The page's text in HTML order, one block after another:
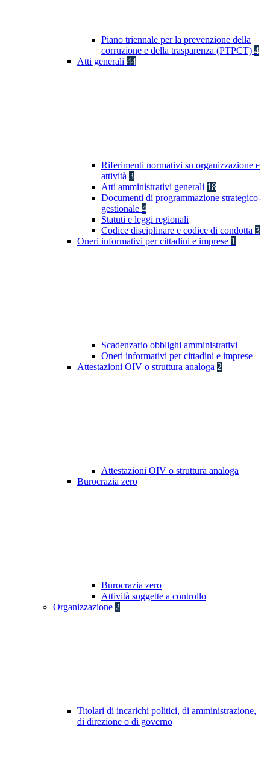
Piano triennale per la prevenzione della
corruzione e della trasparenza (PTPCT) 4
Atti generali 44
Riferimenti normativi su organizzazione e
attività 3
Atti amministrativi generali 18
Documenti di programmazione strategico-
gestionale 4
Statuti e leggi regionali
Codice disciplinare e codice di condotta 3
Oneri informativi per cittadini e imprese 1
Scadenzario obblighi amministrativi
Oneri informativi per cittadini e imprese
Attestazioni OIV o struttura analoga 2
Attestazioni OIV o struttura analoga
Burocrazia zero
Burocrazia zero
Attività soggette a controllo
Organizzazione 2
Titolari di incarichi politici, di amministrazione,
di direzione o di governo